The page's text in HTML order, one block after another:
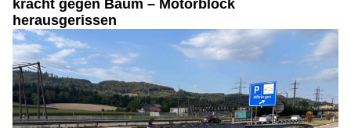
kracht gegen Baum – Motorblock
herausgerissen